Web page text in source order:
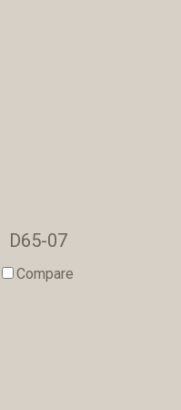
D65-07
Compare